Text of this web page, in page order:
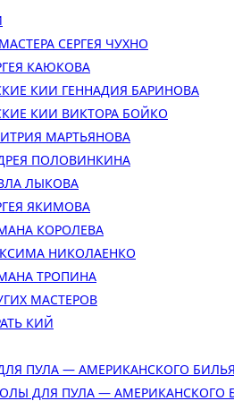
СЕРГЕЯ ЧУХНО
КАЮКОВА
КИИ ГЕННАДИЯ БАРИНОВА
КИИ ВИКТОРА БОЙКО
МАРТЬЯНОВА
ПОЛОВИНКИНА
ЛЫКОВА
ЯКИМОВА
КОРОЛЕВА
НИКОЛАЕНКО
ТРОПИНА
МАСТЕРОВ
КИЙ
ПУЛА — АМЕРИКАНСКОГО
ДЛЯ ПУЛА — АМЕРИКАНСКОГО